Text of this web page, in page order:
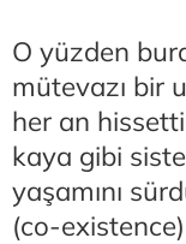
O yüzden
mütevazı bir
her an
kaya gibi
yaşamını
(co-